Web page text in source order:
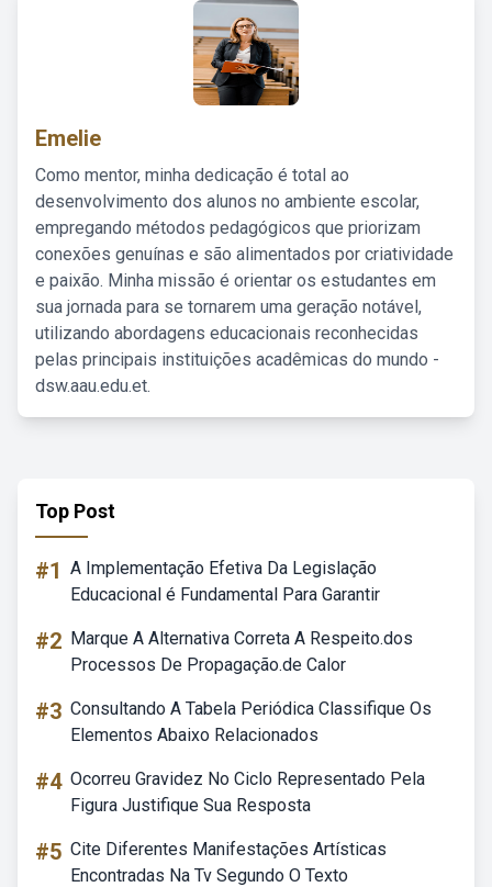
Emelie
Como mentor, minha dedicação é total ao
desenvolvimento dos alunos no ambiente escolar,
empregando métodos pedagógicos que priorizam
conexões genuínas e são alimentados por criatividade
e paixão. Minha missão é orientar os estudantes em
sua jornada para se tornarem uma geração notável,
utilizando abordagens educacionais reconhecidas
pelas principais instituições acadêmicas do mundo -
dsw.aau.edu.et.
Top Post
#1 A Implementação Efetiva Da Legislação
Educacional é Fundamental Para Garantir
#2 Marque A Alternativa Correta A Respeito.dos
Processos De Propagação.de Calor
#3 Consultando A Tabela Periódica Classifique Os
Elementos Abaixo Relacionados
#4 Ocorreu Gravidez No Ciclo Representado Pela
Figura Justifique Sua Resposta
#5 Cite Diferentes Manifestações Artísticas
Encontradas Na Tv Segundo O Texto